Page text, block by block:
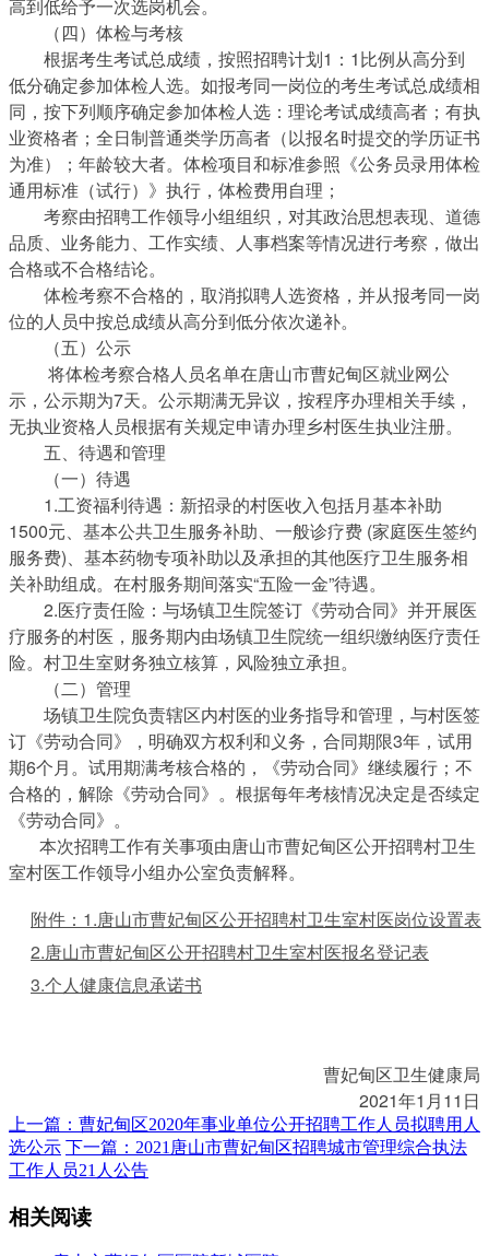
高到低给予一次选岗机会。
（四）体检与考核
根据考生考试总成绩，按照招聘计划1：1比例从高分到
低分确定参加体检人选。如报考同一岗位的考生考试总成绩相
同，按下列顺序确定参加体检人选：理论考试成绩高者；有执
业资格者；全日制普通类学历高者（以报名时提交的学历证书
为准）；年龄较大者。体检项目和标准参照《公务员录用体检
通用标准（试行）》执行，体检费用自理；
考察由招聘工作领导小组组织，对其政治思想表现、道德
品质、业务能力、工作实绩、人事档案等情况进行考察，做出
合格或不合格结论。
体检考察不合格的，取消拟聘人选资格，并从报考同一岗
位的人员中按总成绩从高分到低分依次递补。
（五）公示
将体检考察合格人员名单在唐山市曹妃甸区就业网公
示，公示期为7天。公示期满无异议，按程序办理相关手续，
无执业资格人员根据有关规定申请办理乡村医生执业注册。
五、待遇和管理
（一）待遇
1.工资福利待遇：新招录的村医收入包括月基本补助
1500元、基本公共卫生服务补助、一般诊疗费 (家庭医生签约
服务费)、基本药物专项补助以及承担的其他医疗卫生服务相
关补助组成。在村服务期间落实“五险一金”待遇。
2.医疗责任险：与场镇卫生院签订《劳动合同》并开展医
疗服务的村医，服务期内由场镇卫生院统一组织缴纳医疗责任
险。村卫生室财务独立核算，风险独立承担。
（二）管理
场镇卫生院负责辖区内村医的业务指导和管理，与村医签
订《劳动合同》，明确双方权利和义务，合同期限3年，试用
期6个月。试用期满考核合格的，《劳动合同》继续履行；不
合格的，解除《劳动合同》。根据每年考核情况决定是否续定
《劳动合同》。
本次招聘工作有关事项由唐山市曹妃甸区公开招聘村卫生
室村医工作领导小组办公室负责解释。
附件：1.唐山市曹妃甸区公开招聘村卫生室村医岗位设置表
2.唐山市曹妃甸区公开招聘村卫生室村医报名登记表
3.个人健康信息承诺书
曹妃甸区卫生健康局
2021年1月11日
上一篇：曹妃甸区2020年事业单位公开招聘工作人员拟聘用人
选公示 下一篇：2021唐山市曹妃甸区招聘城市管理综合执法
工作人员21人公告
相关阅读